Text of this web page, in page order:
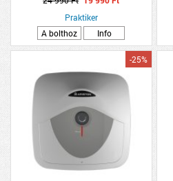
Praktiker
A bolthoz
Info
-25%